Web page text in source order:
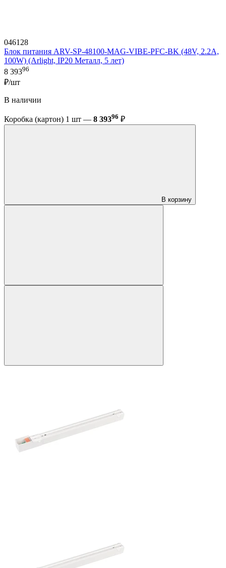
046128
Блок питания ARV-SP-48100-MAG-VIBE-PFC-BK (48V, 2.2A,
100W) (Arlight, IP20 Металл, 5 лет)
8 39396
₽/шт
В наличии
Коробка (картон) 1 шт — 8 39396 ₽
В корзину